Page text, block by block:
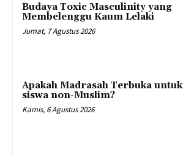
Budaya Toxic Masculinity yang
Membelenggu Kaum Lelaki
Jumat, 7 Agustus 2026
Apakah Madrasah Terbuka untuk
siswa non-Muslim?
Kamis, 6 Agustus 2026